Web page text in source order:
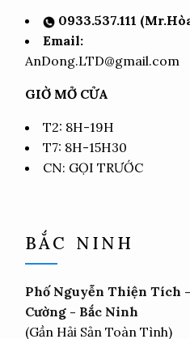
0933.537.111
Email:
AnDong.LTD@gmail.com
GIỜ MỞ CỬA
T2: 8H-19H
T7: 8H-15H30
CN: GỌI TRƯỚC
BẮC NINH
Phố Nguyễn Thiện Tích
Cường - Bắc Ninh
(Gần Hải Sản Toàn Tình)